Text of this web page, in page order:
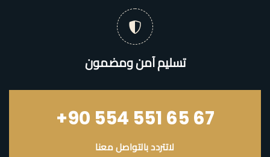
تسليم آمن ومضمون
+90 554 551 65 67
لاتتردد بالتواصل معنا